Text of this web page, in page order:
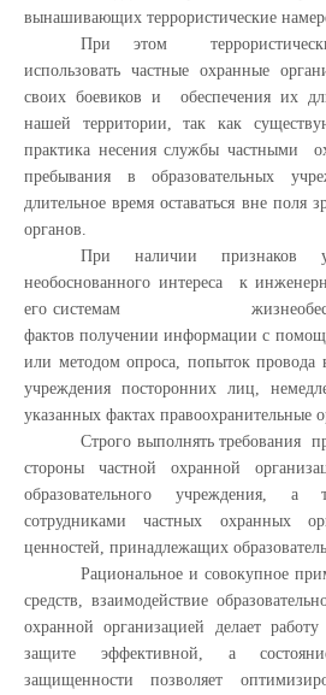
вынашивающих террористические
При этом
использовать частные охранные
своих боевиков и обеспечения их
нашей территории, так как
практика несения службы частными
пребывания в образовательных
длительное время оставаться вне поля
органов.
При наличии признаков
необоснованного интереса к
его системам
фактов получении информации с
или методом опроса, попыток провода
учреждения посторонних лиц,
указанных фактах правоохранительные
Строго выполнять требования
стороны частной охранной
образовательного учреждения,
сотрудниками частных охранных
ценностей, принадлежащих
Рациональное и совокупное
средств, взаимодействие
охранной организацией делает работу
защите эффективной, а состояние
защищенности позволяет